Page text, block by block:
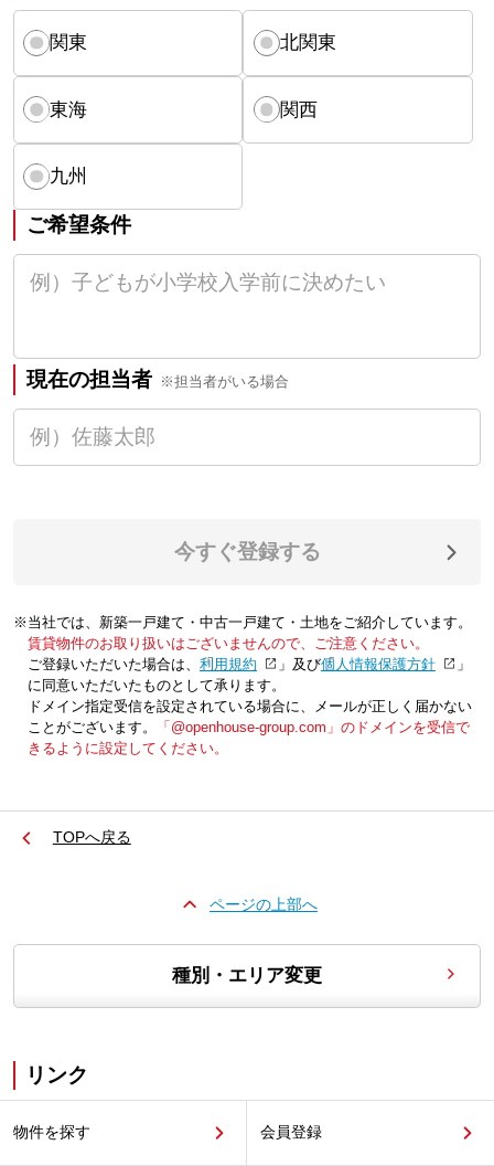
関東 北関東
東海 関西
九州
ご希望条件
現在の担当者 ※担当者がいる場合
今すぐ登録する
※当社では、新築一戸建て・中古一戸建て・土地をご紹介しています。
賃貸物件のお取り扱いはございませんので、ご注意ください。
ご登録いただいた場合は、「利用規約 」及び「個人情報保護方針
」
に同意いただいたものとして承ります。
ドメイン指定受信を設定されている場合に、メールが正しく届かない
ことがございます。
「@openhouse-group.com」のドメインを受信で
きるように設定してください。
TOPへ戻る
ページの上部へ
種別・エリア変更
リンク
物件を探す 会員登録